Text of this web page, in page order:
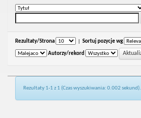
Rezultaty/Strona Sortuj pozycje wg
Autorzy/rekord
Rezultaty 1-1 z 1 (Czas wyszukiwania: 0.002 sekund).